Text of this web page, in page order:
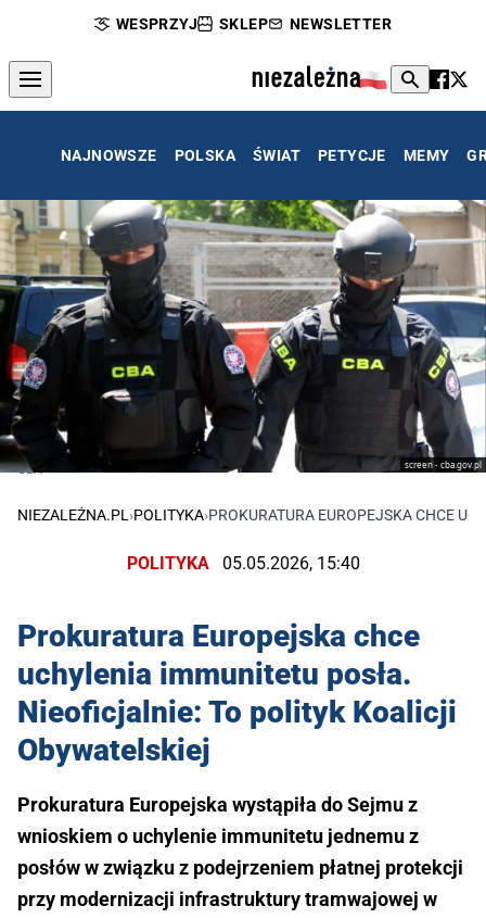
WESPRZYJ SKLEP NEWSLETTER
NAJNOWSZE POLSKA ŚWIAT PETYCJE MEMY
screen - cba.gov.pl
CBA
NIEZALEŻNA.PL ›POLITYKA›PROKURATURA EUROPEJSKA CHCE
POLITYKA 05.05.2026, 15:40
Prokuratura Europejska chce
uchylenia immunitetu posła.
Nieoficjalnie: To polityk Koalicji
Obywatelskiej
Prokuratura Europejska wystąpiła do Sejmu z
wnioskiem o uchylenie immunitetu jednemu z
posłów w związku z podejrzeniem płatnej protekcji
przy modernizacji infrastruktury tramwajowej w